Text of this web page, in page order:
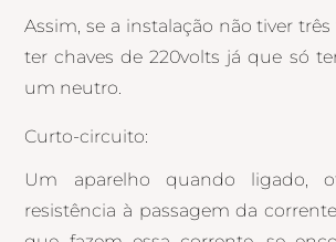
Assim, se a instalação não tiver
ter chaves de 220volts já que só
um neutro.
Curto-circuito:
Um aparelho quando ligado,
resistência à passagem da